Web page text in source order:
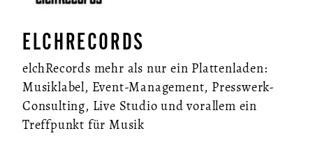
ELCHRECORDS
elchRecords mehr als nur ein Plattenladen:
Musiklabel, Event-Management, Presswerk-
Consulting, Live Studio und vorallem ein
Treffpunkt für Musik